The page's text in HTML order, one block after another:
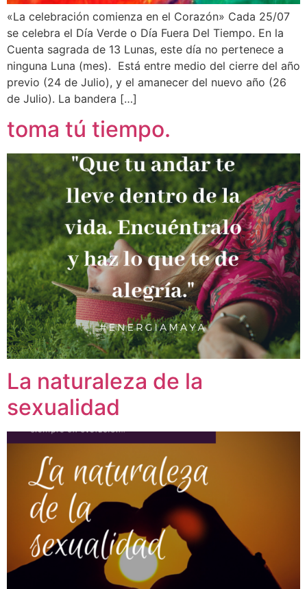
«La celebración comienza en el Corazón» Cada 25/07
se celebra el Día Verde o Día Fuera Del Tiempo. En la
Cuenta sagrada de 13 Lunas, este día no pertenece a
ninguna Luna (mes). Está entre medio del cierre del año
previo (24 de Julio), y el amanecer del nuevo año (26
de Julio). La bandera […]
toma tú tiempo.
La naturaleza de la
sexualidad